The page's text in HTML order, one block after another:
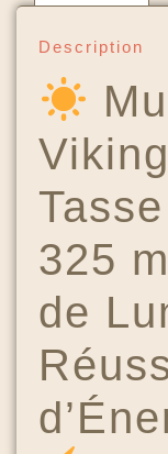
Description
325
de